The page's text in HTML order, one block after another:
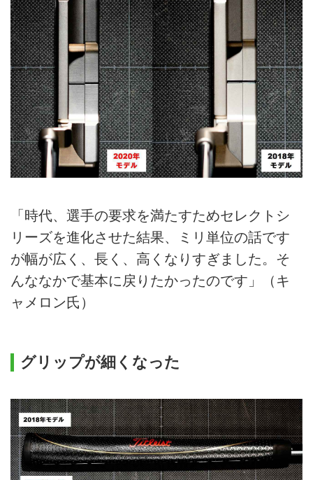
「時代、選手の要求を満たすためセレクトシ
リーズを進化させた結果、ミリ単位の話です
が幅が広く、長く、高くなりすぎました。そ
んななかで基本に戻りたかったのです」（キ
ャメロン氏）
グリップが細くなった